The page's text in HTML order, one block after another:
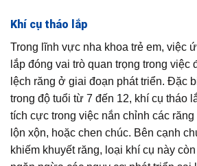
Khí cụ tháo lắp
Trong lĩnh vực nha khoa trẻ em, việc
lắp đóng vai trò quan trọng trong việc
lệch răng ở giai đoạn phát triển. Đặc
trong độ tuổi từ 7 đến 12, khí cụ tháo
tích cực trong việc nắn chỉnh các
lộn xộn, hoặc chen chúc. Bên cạnh
khiếm khuyết răng, loại khí cụ này